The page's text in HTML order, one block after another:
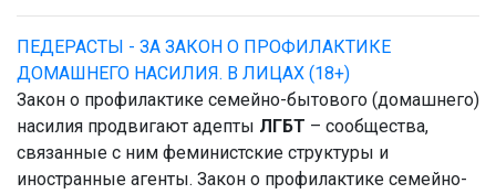
ПЕДЕРАСТЫ - ЗА ЗАКОН О ПРОФИЛАКТИКЕ
ДОМАШНЕГО НАСИЛИЯ. В ЛИЦАХ (18+)
Закон о профилактике семейно-бытового (домашнего)
насилия продвигают адепты ЛГБТ – сообщества,
связанные с ним феминистские структуры и
иностранные агенты. Закон о профилактике семейно-